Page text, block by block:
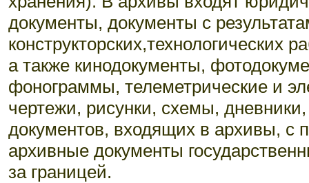
документы, документы с
конструкторских,технологических
а также кинодокументы,
фонограммы, телеметрические и
чертежи, рисунки, схемы,
документов, входящих в архивы, с
архивные документы
за границей.